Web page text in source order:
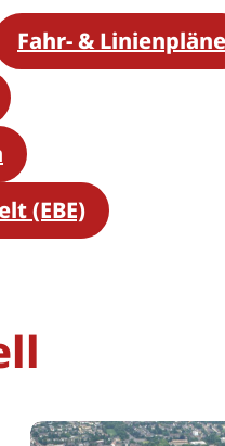
Fahr- & Linienpläne
(EBE)